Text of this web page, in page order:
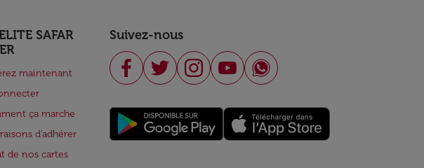
SAFAR
maintenant
ça marche
d'adhérer
de nos cartes
Suivez-nous